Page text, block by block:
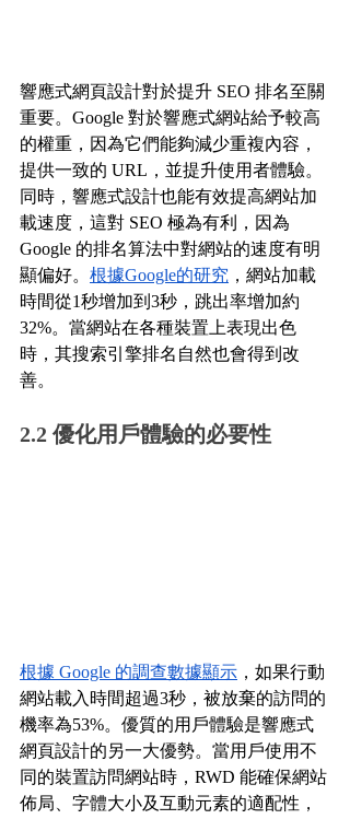
響應式網頁設計對於提升 SEO 排名至關
重要。Google 對於響應式網站給予較高
的權重，因為它們能夠減少重複內容，
提供一致的 URL，並提升使用者體驗。
同時，響應式設計也能有效提高網站加
載速度，這對 SEO 極為有利，因為
Google 的排名算法中對網站的速度有明
顯偏好。 根據Google的研究 ，網站加載
時間從1秒增加到3秒，跳出率增加約
32%。當網站在各種裝置上表現出色
時，其搜索引擎排名自然也會得到改
善。
2.2 優化用戶體驗的必要性
根據 Google 的調查數據顯示 ，如果行動
網站載入時間超過3秒，被放棄的訪問的
機率為53%。優質的用戶體驗是響應式
網頁設計的另一大優勢。當用戶使用不
同的裝置訪問網站時，RWD 能確保網站
佈局、字體大小及互動元素的適配性，